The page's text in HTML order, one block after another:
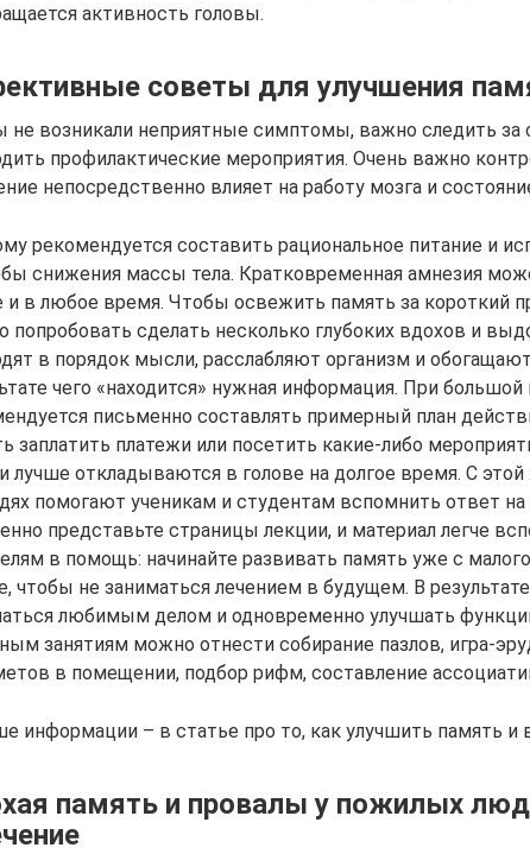
активность головы.
советы для улучшения
не возникали неприятные симптомы, важно следить
профилактические мероприятия. Очень важно
непосредственно влияет на работу мозга и
рекомендуется составить рациональное питание и
снижения массы тела. Кратковременная амнезия
и в любое время. Чтобы освежить память за короткий
попробовать сделать несколько глубоких вдохов и
в порядок мысли, расслабляют организм и
чего «находится» нужная информация. При большой
письменно составлять примерный план
заплатить платежи или посетить какие-либо
лучше откладываются в голове на долгое время. С
помогают ученикам и студентам вспомнить ответ
представьте страницы лекции, и материал легче
в помощь: начинайте развивать память уже с
чтобы не заниматься лечением в будущем. В
любимым делом и одновременно улучшать
занятиям можно отнести собирание пазлов, игра-
в помещении, подбор рифм, составление
информации – в статье про то, как улучшить память и
память и провалы у пожилых